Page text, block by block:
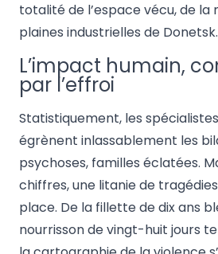
totalité de l’espace vécu, de la
plaines industrielles de Donetsk.
L’impact humain,
par l’effroi
Statistiquement, les
égrènent inlassablement les
psychoses, familles éclatées.
chiffres, une litanie de
place. De la fillette de dix ans
nourrisson de vingt-huit jours